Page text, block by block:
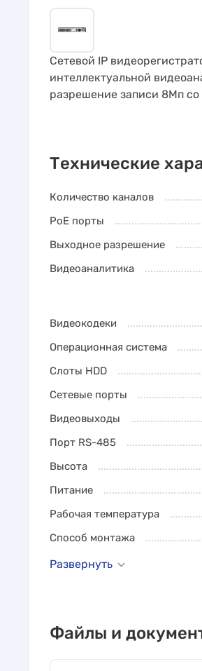
Сетевой IP
интеллектуальной
разрешение записи 8Мп
Технические
Количество каналов
PoE порты
Выходное разрешение
Видеоаналитика
Видеокодеки
Операционная система
Слоты HDD
Сетевые порты
Видеовыходы
Порт RS-485
Высота
Питание
Рабочая температура
Способ монтажа
Развернуть
Файлы и